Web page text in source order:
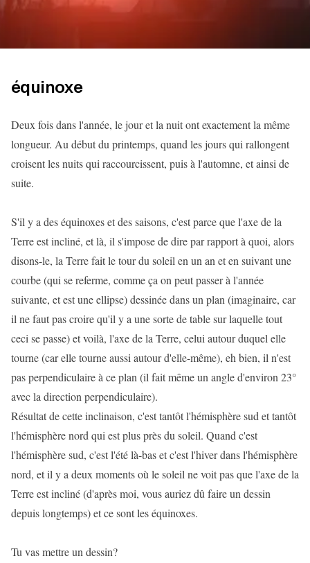
équinoxe
Deux fois dans l'année, le jour et la nuit ont exactement la même
longueur. Au début du printemps, quand les jours qui rallongent
croisent les nuits qui raccourcissent, puis à l'automne, et ainsi de
suite.
S'il y a des équinoxes et des saisons, c'est parce que l'axe de la
Terre est incliné, et là, il s'impose de dire par rapport à quoi, alors
disons-le, la Terre fait le tour du soleil en un an et en suivant une
courbe (qui se referme, comme ça on peut passer à l'année
suivante, et est une ellipse) dessinée dans un plan (imaginaire, car
il ne faut pas croire qu'il y a une sorte de table sur laquelle tout
ceci se passe) et voilà, l'axe de la Terre, celui autour duquel elle
tourne (car elle tourne aussi autour d'elle-même), eh bien, il n'est
pas perpendiculaire à ce plan (il fait même un angle d'environ 23°
avec la direction perpendiculaire).
Résultat de cette inclinaison, c'est tantôt l'hémisphère sud et tantôt
l'hémisphère nord qui est plus près du soleil. Quand c'est
l'hémisphère sud, c'est l'été là-bas et c'est l'hiver dans l'hémisphère
nord, et il y a deux moments où le soleil ne voit pas que l'axe de la
Terre est incliné (d'après moi, vous auriez dû faire un dessin
depuis longtemps) et ce sont les équinoxes.
Tu vas mettre un dessin?